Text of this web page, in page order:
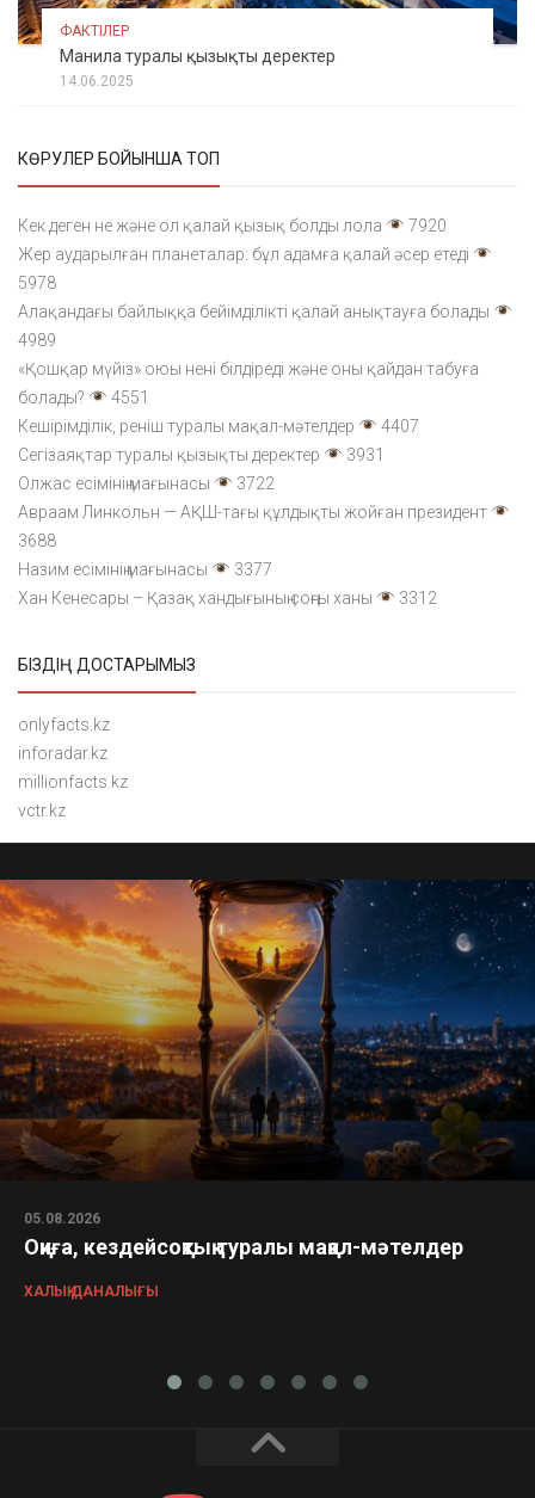
ФАКТІЛЕР
Манила туралы қызықты деректер
14.06.2025
КӨРУЛЕР БОЙЫНША ТОП
Кек деген не және ол қалай қызық болды лола
7920
Жер аударылған планеталар: бұл адамға қалай әсер етеді
5978
Алақандағы байлыққа бейімділікті қалай анықтауға болады
4989
«Қошқар мүйіз» оюы нені білдіреді және оны қайдан табуға
болады?
4551
Кешірімділік, реніш туралы мақал-мәтелдер
4407
Сегізаяқтар туралы қызықты деректер
3931
Олжас есімінің мағынасы
3722
Авраам Линкольн — АҚШ-тағы құлдықты жойған президент
3688
Назим есімінің мағынасы
3377
Хан Кенесары – Қазақ хандығының соңғы ханы
3312
БІЗДІҢ ДОСТАРЫМЫЗ
onlyfacts.kz
inforadar.kz
millionfacts.kz
vctr.kz
05.08.2026
Оқиға, кездейсоқтық туралы мақал-мәтелдер
ХАЛЫҚ ДАНАЛЫҒЫ